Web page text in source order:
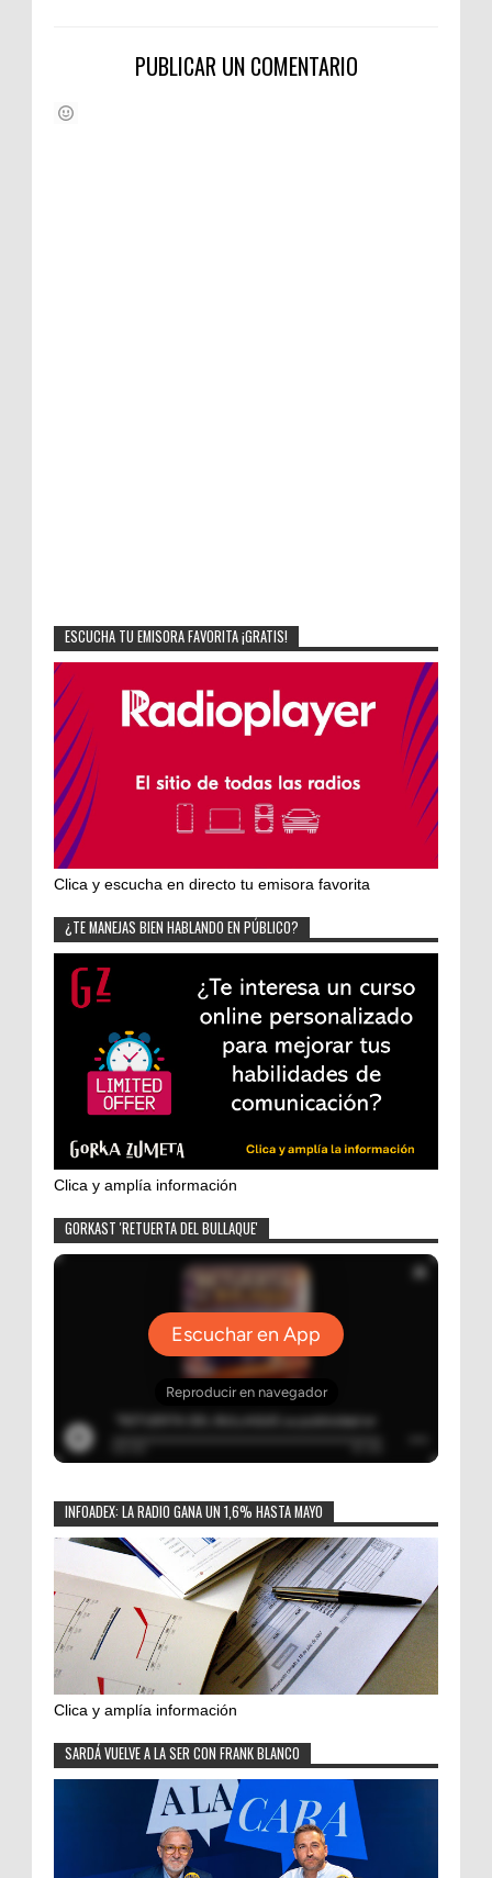
PUBLICAR UN COMENTARIO
ESCUCHA TU EMISORA FAVORITA ¡GRATIS!
Clica y escucha en directo tu emisora favorita
¿TE MANEJAS BIEN HABLANDO EN PÚBLICO?
Clica y amplía información
GORKAST 'RETUERTA DEL BULLAQUE'
INFOADEX: LA RADIO GANA UN 1,6% HASTA MAYO
Clica y amplía información
SARDÁ VUELVE A LA SER CON FRANK BLANCO